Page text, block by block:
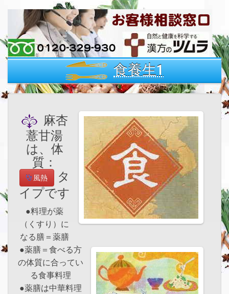
食養生1
麻杏
薏甘湯
は、体
質：
風熱
タ
イプです
●料理が薬
（くすり）に
なる膳＝薬膳
●薬膳＝食べる方
の体質に合ってい
る食事料理
●薬膳は中華料理